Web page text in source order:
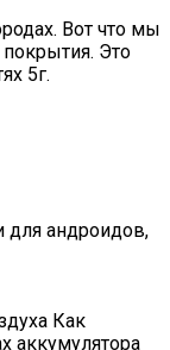
Вот что мы
Это
5г.
андроидов,
Как
аккумулятора